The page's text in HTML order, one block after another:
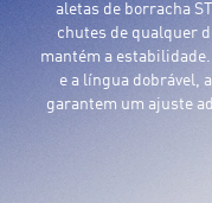
aletas de borracha
chutes de qualquer
mantém a estabilidade.
e a língua dobrável,
garantem um ajuste